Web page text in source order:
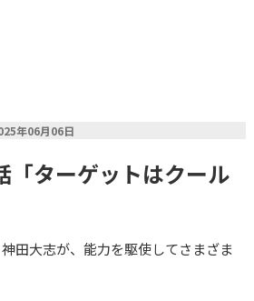
年06月06日
「ターゲットはクール
田大志が、能力を駆使してさまざま